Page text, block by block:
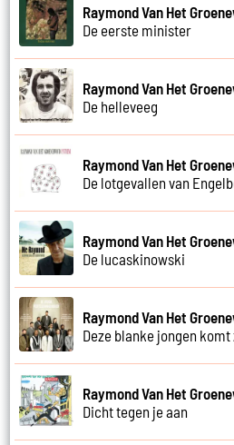
Raymond Van Het
De eerste minister
Raymond Van Het
De helleveeg
Raymond Van Het
De lotgevallen van
Raymond Van Het
De lucaskinowski
Raymond Van Het
Deze blanke jongen komt
Raymond Van Het
Dicht tegen je aan